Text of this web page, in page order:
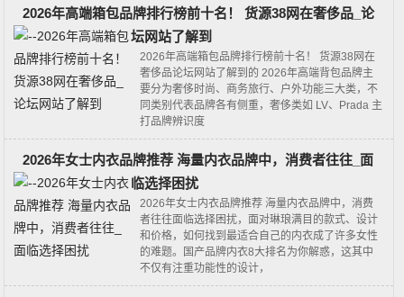
2026年高端箱包品牌排行榜前十名！ 货源38网在奢侈品_论
坛网站了解到
2026年高端箱包品牌排行榜前十名！ 货源38网在
奢侈品论坛网站了解到的 2026年高端背包品牌主
要分为奢侈时尚、商务旅行、户外功能三大类‌，不
同类别代表品牌各有侧重，奢侈类如 LV、Prada 主
打品牌辨识度
2026年女士内衣品牌推荐 海量内衣品牌中，消费者往往_面
临选择困扰
2026年女士内衣品牌推荐 海量内衣品牌中，消费
者往往面临选择困扰，面对琳琅满目的款式、设计
和价格，如何找到最适合自己的内衣成了许多女性
的难题。国产品牌内衣8大排名为你解惑，这其中
不仅有注重功能性的设计，